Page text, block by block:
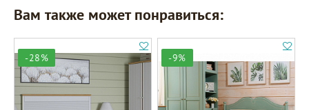
Вам также может понравиться:
-28% -9%